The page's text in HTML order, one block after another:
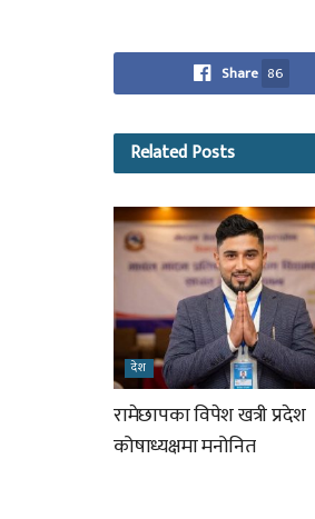
Share 86
RelatedPosts
देश
रामेछापका विपेश खत्री प्रदेश
कोषाध्यक्षमा मनोनित